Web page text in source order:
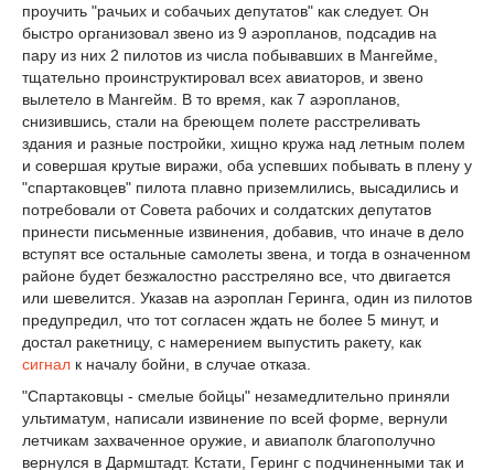
проучить "рачьих и собачьих депутатов" как следует. Он
быстро организовал звено из 9 аэропланов, подсадив на
пару из них 2 пилотов из числа побывавших в Мангейме,
тщательно проинструктировал всех авиаторов, и звено
вылетело в Мангейм. В то время, как 7 аэропланов,
снизившись, стали на бреющем полете расстреливать
здания и разные постройки, хищно кружа над летным полем
и совершая крутые виражи, оба успевших побывать в плену у
"спартаковцев" пилота плавно приземлились, высадились и
потребовали от Совета рабочих и солдатских депутатов
принести письменные извинения, добавив, что иначе в дело
вступят все остальные самолеты звена, и тогда в означенном
районе будет безжалостно расстреляно все, что двигается
или шевелится. Указав на аэроплан Геринга, один из пилотов
предупредил, что тот согласен ждать не более 5 минут, и
достал ракетницу, с намерением выпустить ракету, как
сигнал к началу бойни, в случае отказа.
"Спартаковцы - смелые бойцы" незамедлительно приняли
ультиматум, написали извинение по всей форме, вернули
летчикам захваченное оружие, и авиаполк благополучно
вернулся в Дармштадт. Кстати, Геринг с подчиненными так и